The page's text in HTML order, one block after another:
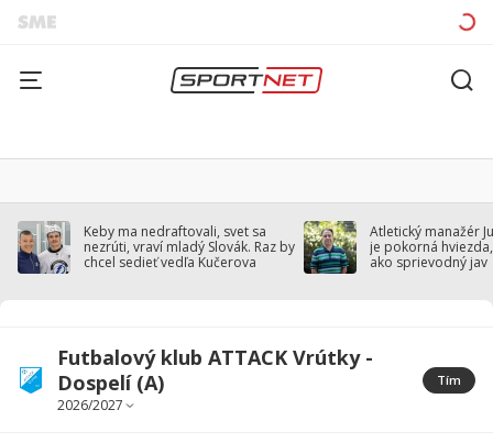
Keby ma nedraftovali, svet sa
nezrúti, vraví mladý Slovák. Raz by
chcel sedieť vedľa Kučerova
Atletický manažér
je pokorná
ako sprievodný jav
Futbalový klub ATTACK Vrútky -
Dospelí (A)
Tím